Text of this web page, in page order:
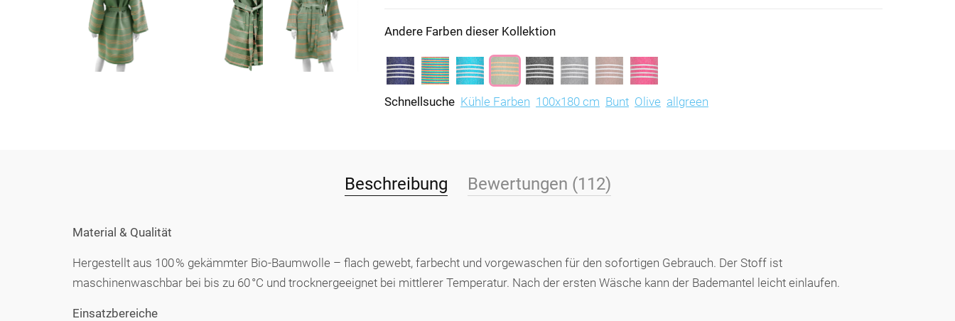
Andere Farben dieser Kollektion
Schnellsuche Kühle Farben 100x180 cm Bunt Olive allgreen
Beschreibung Bewertungen (112)
Material & Qualität
Hergestellt aus 100 % gekämmter Bio-Baumwolle – flach gewebt, farbecht und vorgewaschen für den sofortigen Gebrauch. Der Stoff ist
maschinenwaschbar bei bis zu 60 °C und trocknergeeignet bei mittlerer Temperatur. Nach der ersten Wäsche kann der Bademantel leicht einlaufen.
Einsatzbereiche